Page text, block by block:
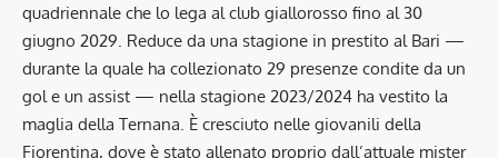
quadriennale che lo lega al club giallorosso fino al 30
giugno 2029. Reduce da una stagione in prestito al Bari —
durante la quale ha collezionato 29 presenze condite da un
gol e un assist — nella stagione 2023/2024 ha vestito la
maglia della Ternana. È cresciuto nelle giovanili della
Fiorentina, dove è stato allenato proprio dall’attuale mister